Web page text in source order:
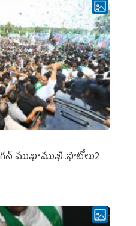
ముఖాముఖి..ఫొటోలు2